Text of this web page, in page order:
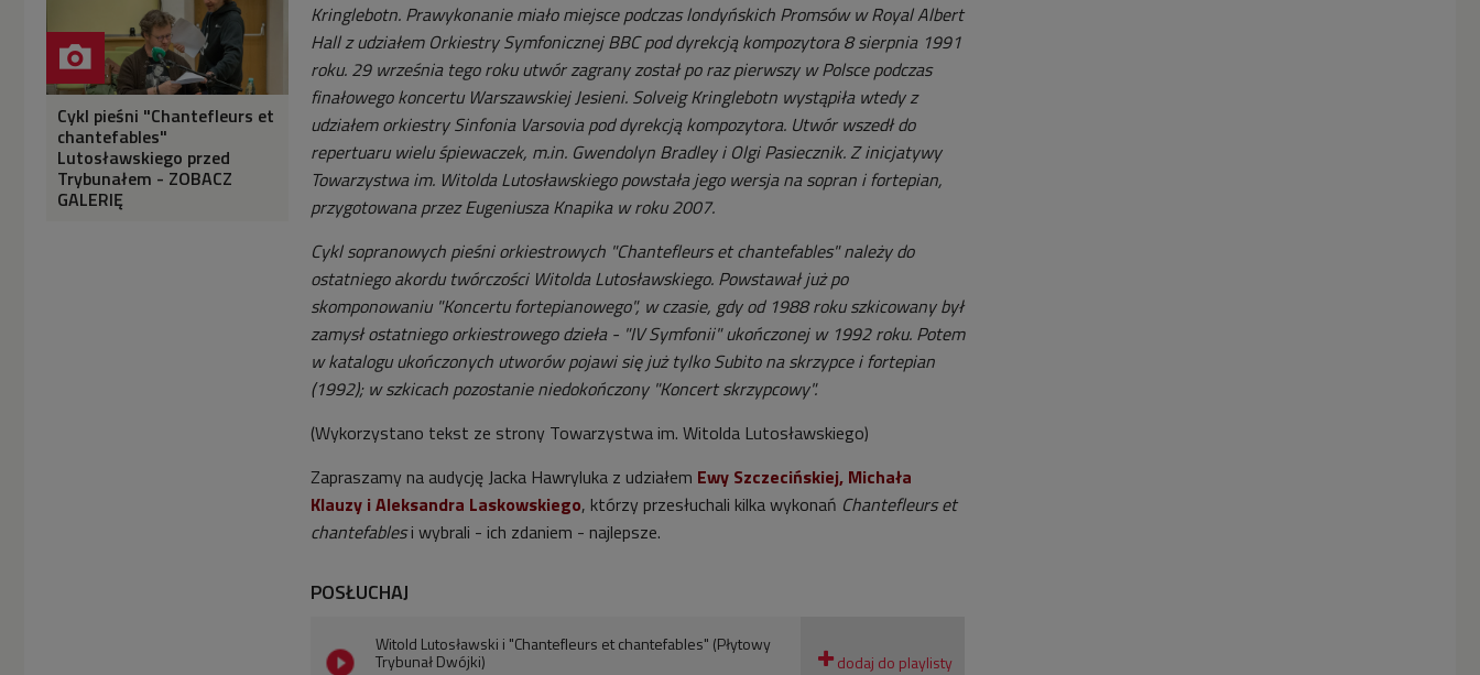
Cykl pieśni "Chantefleurs et
chantefables"
Lutosławskiego przed
Trybunałem - ZOBACZ
GALERIĘ
Kringlebotn. Prawykonanie miało miejsce podczas londyńskich Promsów w Royal Albert
Hall z udziałem Orkiestry Symfonicznej BBC pod dyrekcją kompozytora 8 sierpnia 1991
roku. 29 września tego roku utwór zagrany został po raz pierwszy w Polsce podczas
finałowego koncertu Warszawskiej Jesieni. Solveig Kringlebotn wystąpiła wtedy z
udziałem orkiestry Sinfonia Varsovia pod dyrekcją kompozytora. Utwór wszedł do
repertuaru wielu śpiewaczek, m.in. Gwendolyn Bradley i Olgi Pasiecznik. Z inicjatywy
Towarzystwa im. Witolda Lutosławskiego powstała jego wersja na sopran i fortepian,
przygotowana przez Eugeniusza Knapika w roku 2007.
Cykl sopranowych pieśni orkiestrowych "Chantefleurs et chantefables" należy do
ostatniego akordu twórczości Witolda Lutosławskiego. Powstawał już po
skomponowaniu "Koncertu fortepianowego", w czasie, gdy od 1988 roku szkicowany był
zamysł ostatniego orkiestrowego dzieła - "IV Symfonii" ukończonej w 1992 roku. Potem
w katalogu ukończonych utworów pojawi się już tylko Subito na skrzypce i fortepian
(1992); w szkicach pozostanie niedokończony "Koncert skrzypcowy".
(Wykorzystano tekst ze strony Towarzystwa im. Witolda Lutosławskiego)
Zapraszamy na audycję Jacka Hawryluka z udziałem Ewy Szczecińskiej, Michała
Klauzy i Aleksandra Laskowskiego, którzy przesłuchali kilka wykonań Chantefleurs et
chantefablesi wybrali - ich zdaniem - najlepsze.
POSŁUCHAJ
Witold Lutosławski i "Chantefleurs et chantefables" (Płytowy
Trybunał Dwójki)